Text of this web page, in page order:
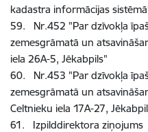
kadastra informācijas
59. Nr.452 "Par dzīvokļa
zemesgrāmatā un
iela 26A-5, Jēkabpils"
60. Nr.453 "Par dzīvokļa
zemesgrāmatā un
Celtnieku iela 17A-27,
61. Izpilddirektora ziņojums